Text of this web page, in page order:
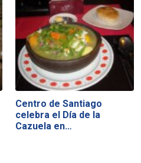
Centro de Santiago
celebra el Día de la
Cazuela en…